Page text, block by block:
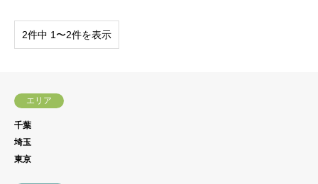
2件中 1〜2件を表示
エリア
千葉
埼玉
東京